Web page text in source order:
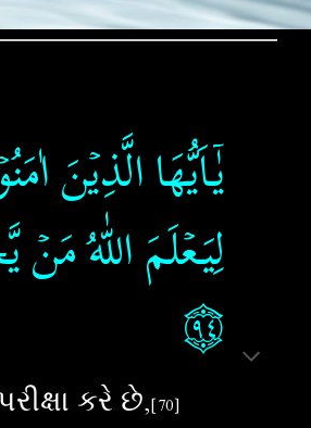
يٰۤـاَيُّهَا الَّذِيۡنَ
لِيَـعۡلَمَ اللّٰهُ
۝٩٤
કરે છે,[70]